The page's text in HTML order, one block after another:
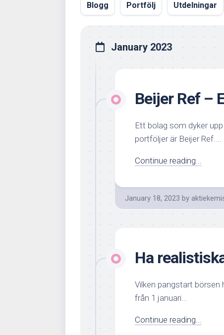
Blogg Portfölj Utdelningar
January 2023
Beijer Ref –
Ett bolag som dyker
portföljer är Beijer Ref....
Continue reading...
January 18, 2023 by
Ha
Vilken pangstart börsen
från 1 januari...
Continue reading...